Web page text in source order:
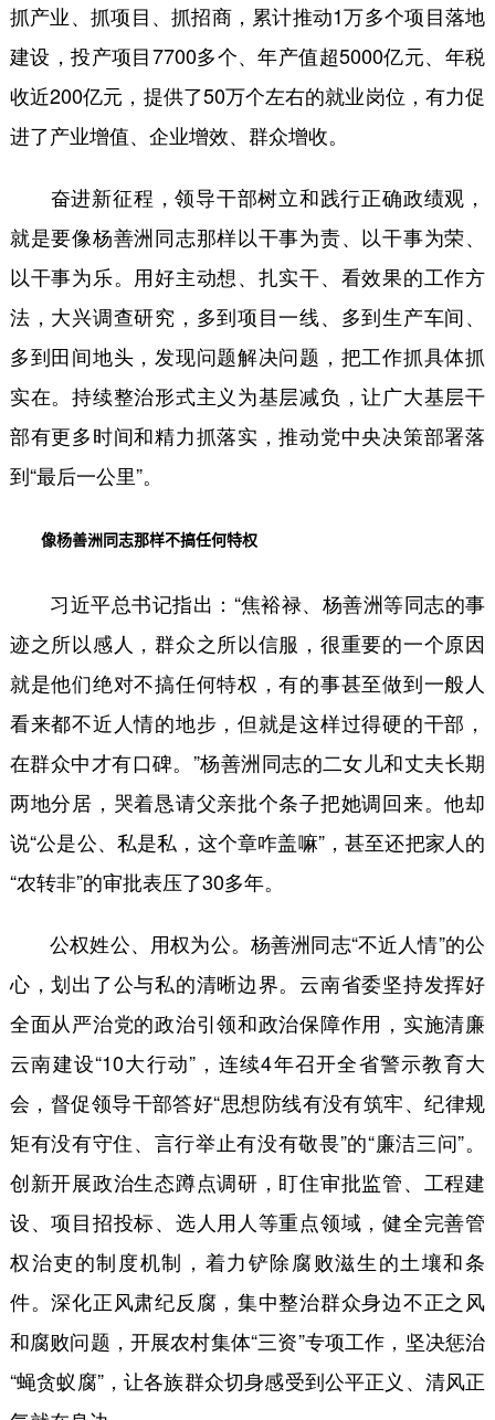
抓产业、抓项目、抓招商，累计推动1万多个项目落地
建设，投产项目7700多个、年产值超5000亿元、年税
收近200亿元，提供了50万个左右的就业岗位，有力促
进了产业增值、企业增效、群众增收。
奋进新征程，领导干部树立和践行正确政绩观，
就是要像杨善洲同志那样以干事为责、以干事为荣、
以干事为乐。用好主动想、扎实干、看效果的工作方
法，大兴调查研究，多到项目一线、多到生产车间、
多到田间地头，发现问题解决问题，把工作抓具体抓
实在。持续整治形式主义为基层减负，让广大基层干
部有更多时间和精力抓落实，推动党中央决策部署落
到“最后一公里”。
像杨善洲同志那样不搞任何特权
习近平总书记指出：“焦裕禄、杨善洲等同志的事
迹之所以感人，群众之所以信服，很重要的一个原因
就是他们绝对不搞任何特权，有的事甚至做到一般人
看来都不近人情的地步，但就是这样过得硬的干部，
在群众中才有口碑。”杨善洲同志的二女儿和丈夫长期
两地分居，哭着恳请父亲批个条子把她调回来。他却
说“公是公、私是私，这个章咋盖嘛”，甚至还把家人的
“农转非”的审批表压了30多年。
公权姓公、用权为公。杨善洲同志“不近人情”的公
心，划出了公与私的清晰边界。云南省委坚持发挥好
全面从严治党的政治引领和政治保障作用，实施清廉
云南建设“10大行动”，连续4年召开全省警示教育大
会，督促领导干部答好“思想防线有没有筑牢、纪律规
矩有没有守住、言行举止有没有敬畏”的“廉洁三问”。
创新开展政治生态蹲点调研，盯住审批监管、工程建
设、项目招投标、选人用人等重点领域，健全完善管
权治吏的制度机制，着力铲除腐败滋生的土壤和条
件。深化正风肃纪反腐，集中整治群众身边不正之风
和腐败问题，开展农村集体“三资”专项工作，坚决惩治
“蝇贪蚁腐”，让各族群众切身感受到公平正义、清风正